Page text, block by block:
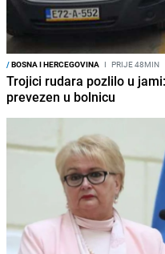
/BOSNA I HERCEGOVINA I PRIJE 48MIN
Trojici rudara pozlilo u
prevezen u bolnicu